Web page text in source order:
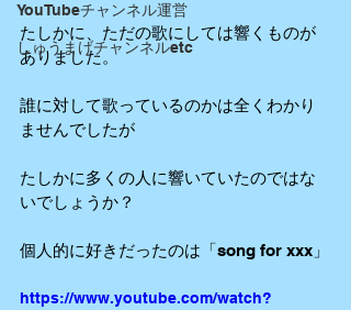
YouTubeチャンネル運営
しゅうまげチャンネルetc
たしかに、ただの歌にしては響くものが
ありました。
誰に対して歌っているのかは全くわかり
ませんでしたが
たしかに多くの人に響いていたのではな
いでしょうか？
個人的に好きだったのは「song for xxx」
https://www.youtube.com/watch?